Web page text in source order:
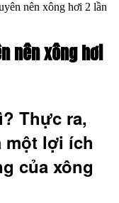
nên xông hơi 2 lần
nên xông hơi
Thực ra,
một lợi ích
của xông